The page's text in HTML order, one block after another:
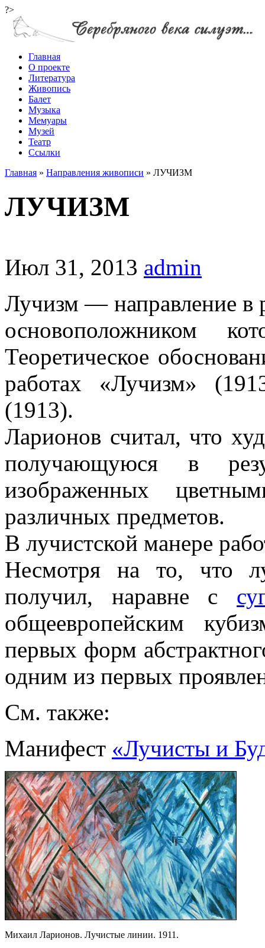
?>
Главная
О проекте
Литература
Живопись
Балет
Музыка
Мемуары
Музей
Театр
Ссылки
Главная » Направления живописи » ЛУЧИЗМ
ЛУЧИЗМ
Июл 31, 2013 admin
Лучизм — направление в
основоположником
Теоретическое
работах «Лучизм»
(1913).
Ларионов считал, что
получающуюся в
изображенных
различных предметов.
В лучистской манере
Несмотря на то, что
получил, наравне с
общеевропейским
первых форм
одним из первых
См. также:
Манифест «Лучисты и
Михаил Ларионов. Лучистые линии. 1911.